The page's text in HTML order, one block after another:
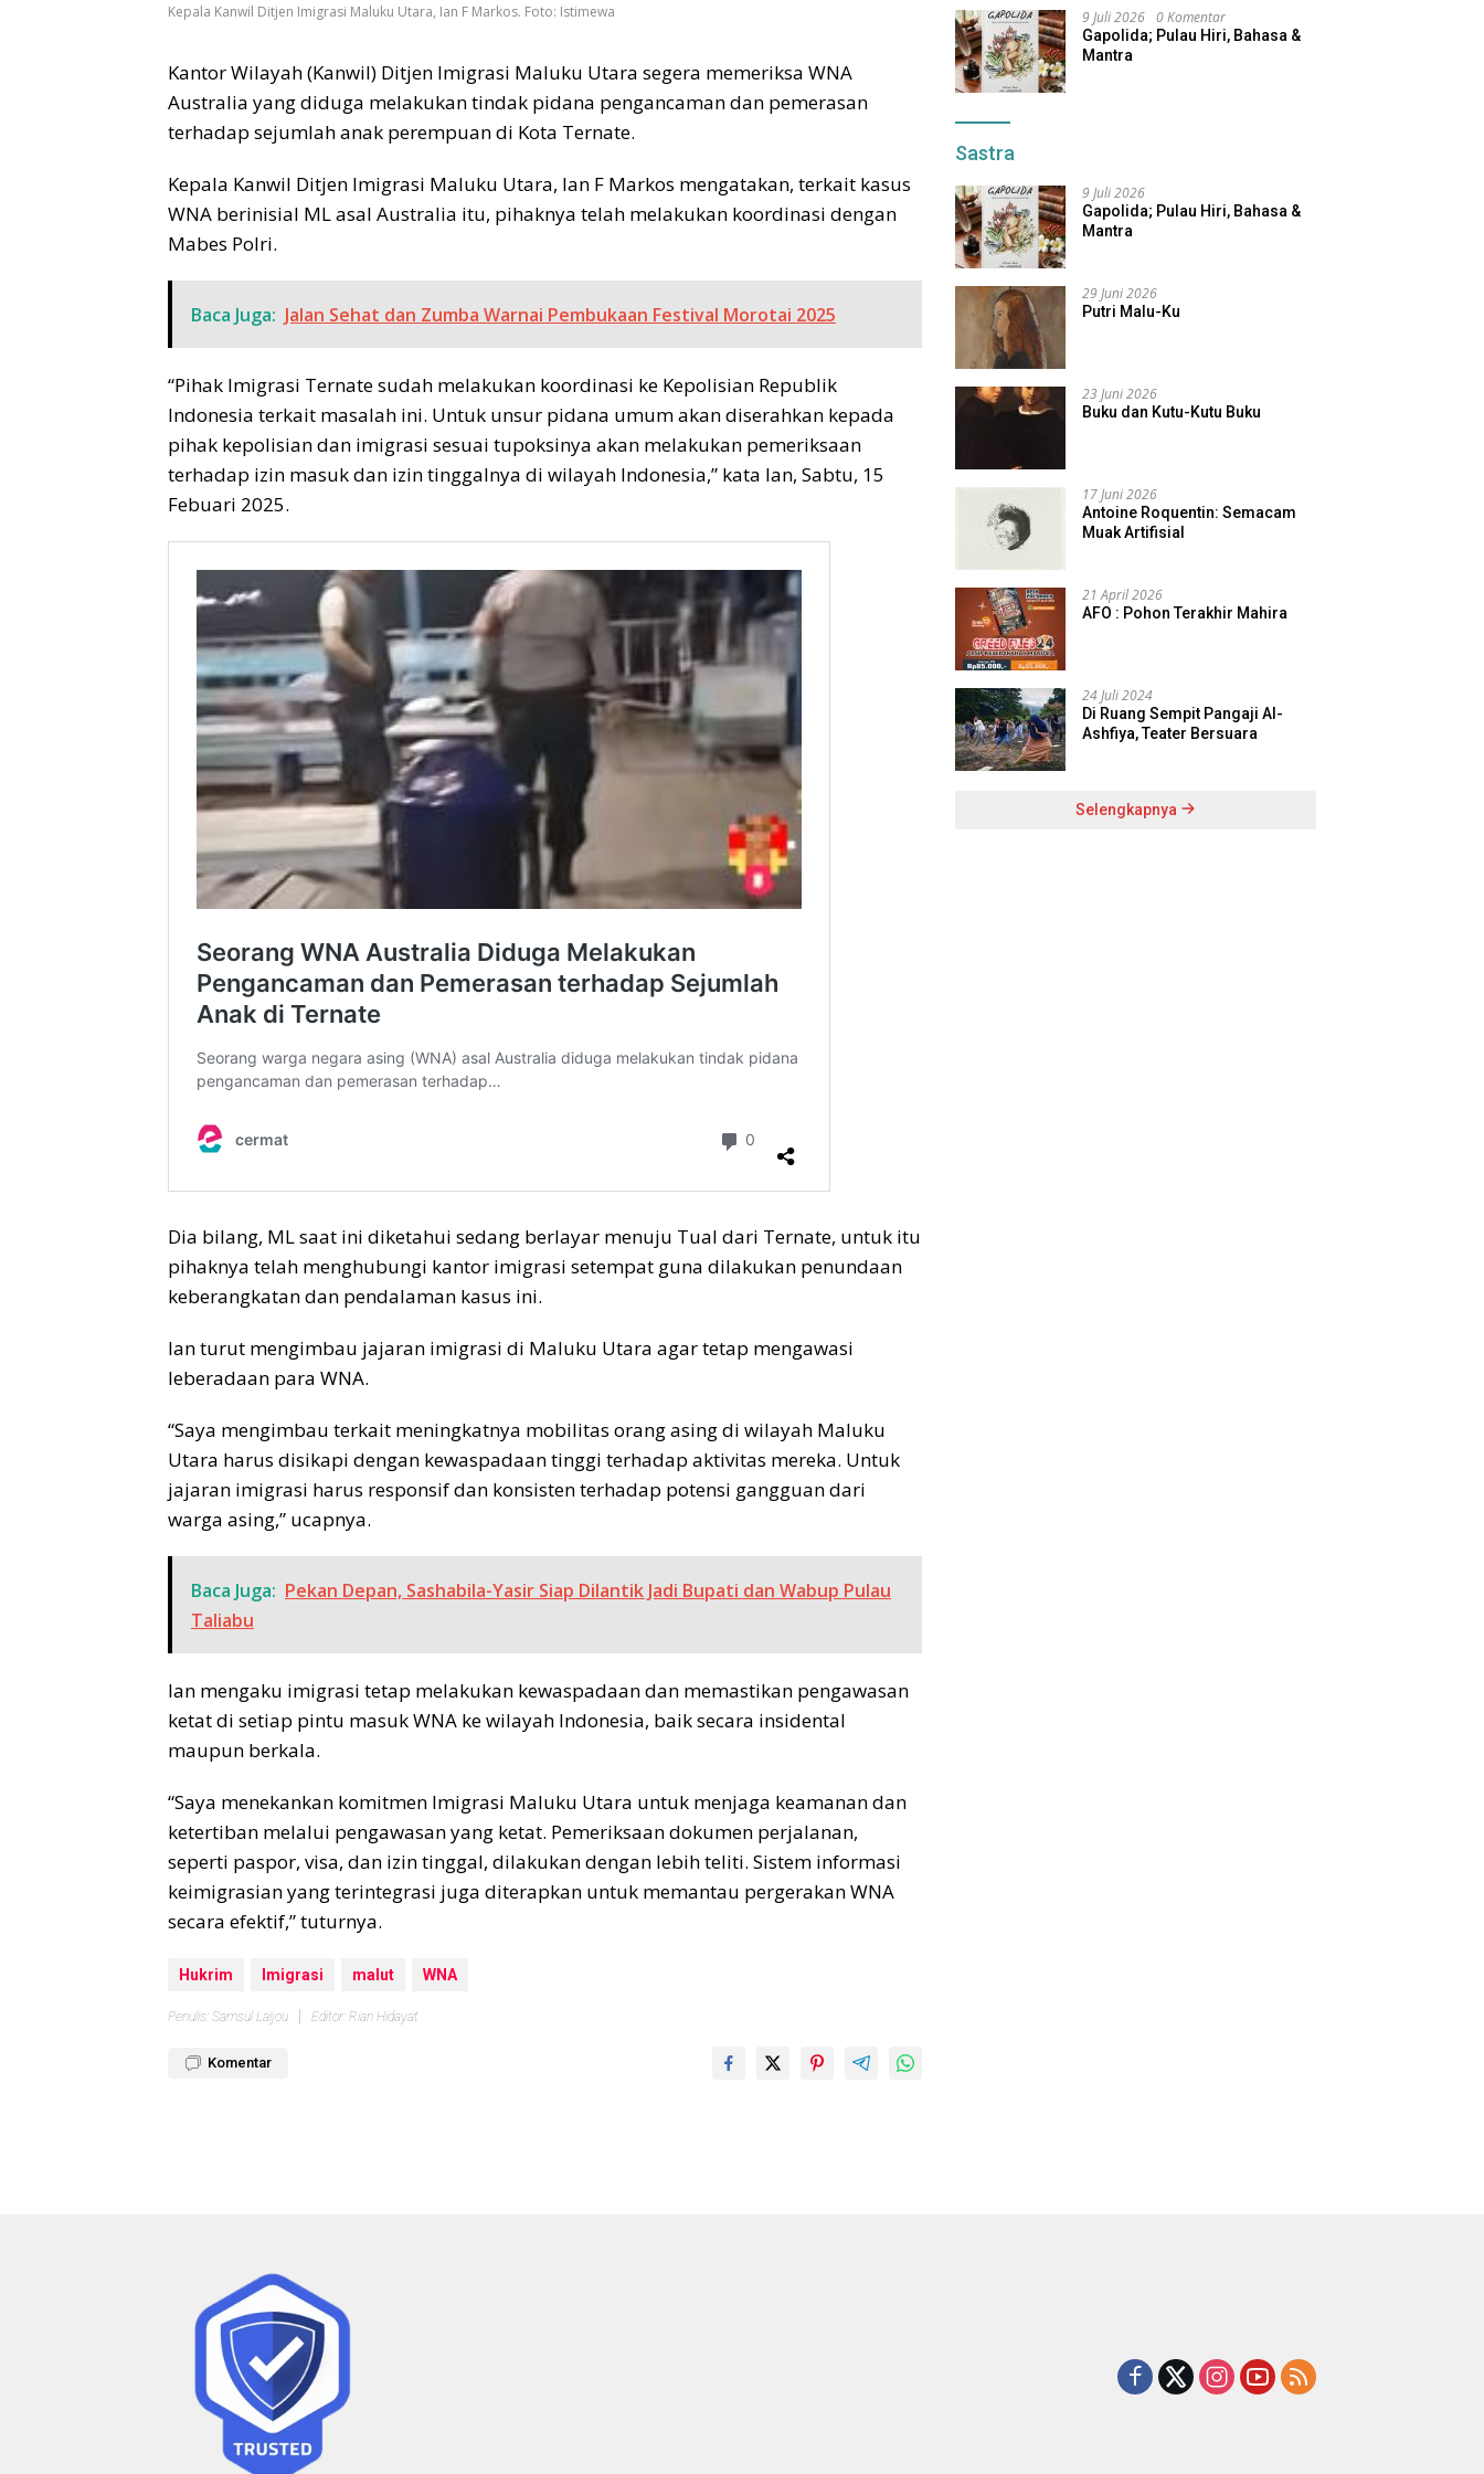
Kepala Kanwil Ditjen Imigrasi Maluku Utara, Ian F Markos. Foto: Istimewa
Kantor Wilayah (Kanwil) Ditjen Imigrasi Maluku Utara segera memeriksa WNA
Australia yang diduga melakukan tindak pidana pengancaman dan pemerasan
terhadap sejumlah anak perempuan di Kota Ternate.
Kepala Kanwil Ditjen Imigrasi Maluku Utara, Ian F Markos mengatakan, terkait kasus
WNA berinisial ML asal Australia itu, pihaknya telah melakukan koordinasi dengan
Mabes Polri.
Baca Juga: Jalan Sehat dan Zumba Warnai Pembukaan Festival Morotai 2025
“Pihak Imigrasi Ternate sudah melakukan koordinasi ke Kepolisian Republik
Indonesia terkait masalah ini. Untuk unsur pidana umum akan diserahkan kepada
pihak kepolisian dan imigrasi sesuai tupoksinya akan melakukan pemeriksaan
terhadap izin masuk dan izin tinggalnya di wilayah Indonesia,” kata Ian, Sabtu, 15
Febuari 2025.
Dia bilang, ML saat ini diketahui sedang berlayar menuju Tual dari Ternate, untuk itu
pihaknya telah menghubungi kantor imigrasi setempat guna dilakukan penundaan
keberangkatan dan pendalaman kasus ini.
Ian turut mengimbau jajaran imigrasi di Maluku Utara agar tetap mengawasi
leberadaan para WNA.
“Saya mengimbau terkait meningkatnya mobilitas orang asing di wilayah Maluku
Utara harus disikapi dengan kewaspadaan tinggi terhadap aktivitas mereka. Untuk
jajaran imigrasi harus responsif dan konsisten terhadap potensi gangguan dari
warga asing,” ucapnya.
Baca Juga: Pekan Depan, Sashabila-Yasir Siap Dilantik Jadi Bupati dan Wabup Pulau
Taliabu
Ian mengaku imigrasi tetap melakukan kewaspadaan dan memastikan pengawasan
ketat di setiap pintu masuk WNA ke wilayah Indonesia, baik secara insidental
maupun berkala.
“Saya menekankan komitmen Imigrasi Maluku Utara untuk menjaga keamanan dan
ketertiban melalui pengawasan yang ketat. Pemeriksaan dokumen perjalanan,
seperti paspor, visa, dan izin tinggal, dilakukan dengan lebih teliti. Sistem informasi
keimigrasian yang terintegrasi juga diterapkan untuk memantau pergerakan WNA
secara efektif,” tuturnya.
Hukrim Imigrasi malut WNA
Penulis: Samsul Laijou Editor: Rian Hidayat
Komentar
9 Juli 2026 0 Komentar
Gapolida; Pulau Hiri, Bahasa &
Mantra
Sastra
9 Juli 2026
Gapolida; Pulau Hiri, Bahasa &
Mantra
29 Juni 2026
Putri Malu-Ku
23 Juni 2026
Buku dan Kutu-Kutu Buku
17 Juni 2026
Antoine Roquentin: Semacam
Muak Artifisial
21 April 2026
AFO : Pohon Terakhir Mahira
24 Juli 2024
Di Ruang Sempit Pangaji Al-
Ashfiya, Teater Bersuara
Selengkapnya